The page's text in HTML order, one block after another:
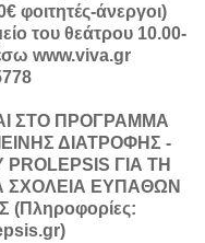
φοιτητές-άνεργοι)
του θεάτρου 10.00-
www.viva.gr
ΣΤΟ ΠΡΟΓΡΑΜΜΑ
ΔΙΑΤΡΟΦΗΣ -
ΓΙΑ ΤΗ
ΣΧΟΛΕΙΑ ΕΥΠΑΘΩΝ